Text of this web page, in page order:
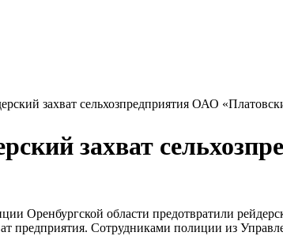
захват сельхозпредприятия ОАО
захват
Оренбургской области предотвратили
предприятия. Сотрудниками полиции из